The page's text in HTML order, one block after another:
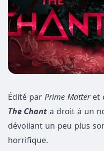
Édité par Prime Matteret
The Chant a droit à un
dévoilant un peu plus
horrifique.